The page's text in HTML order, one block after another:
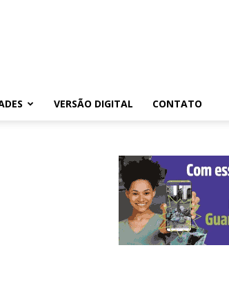
VERSÃO DIGITAL CONTATO